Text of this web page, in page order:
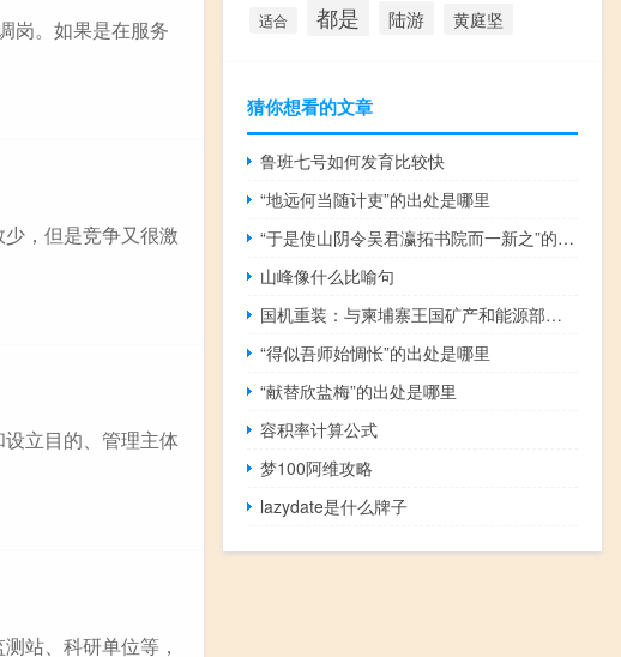
岗。如果是在服务
，但是竞争又很激
立目的、管理主体
站、科研单位等，
适合 都是 陆游 黄庭坚
猜你想看的文章
鲁班七号如何发育比较快
“地远何当随计吏”的出处是哪里
“于是使山阴令吴君瀛拓书院而一新之”的出处是哪里
山峰像什么比喻句
国机重装：与柬埔寨王国矿产和能源部签署谅解备忘录
“得似吾师始惆怅”的出处是哪里
“献替欣盐梅”的出处是哪里
容积率计算公式
梦100阿维攻略
lazydate是什么牌子